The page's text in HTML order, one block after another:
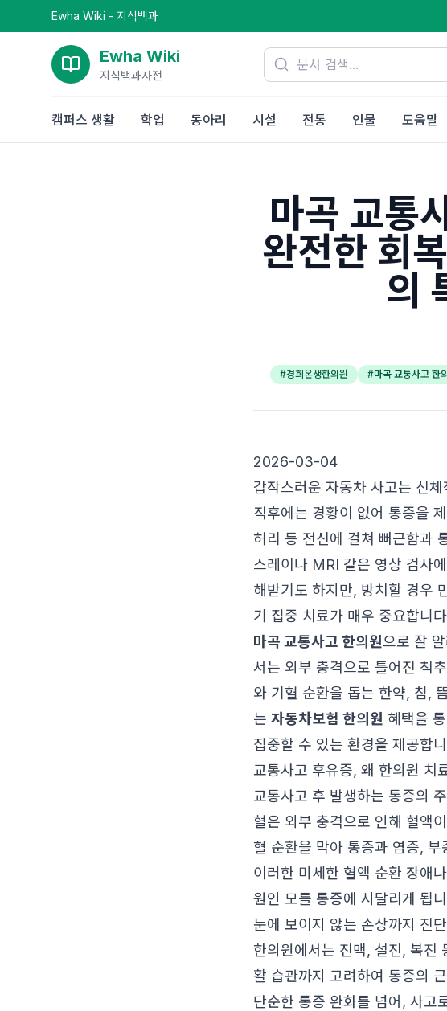
Ewha Wiki - 지식백과
Ewha Wiki
지식백과사전
캠퍼스 생활 학업 동아리 시설 전통 인물 도움말
마곡 교통
완전한 회
의
#경희온생한의원 #마곡 교통사고 한
2026-03-04
갑작스러운 자동차 사고는 신
직후에는 경황이 없어 통증을
허리 등 전신에 걸쳐 뻐근함과
스레이나 MRI 같은 영상 검사
해받기도 하지만, 방치할 경우
기 집중 치료가 매우 중요합니
마곡 교통사고 한의원으로 잘
서는 외부 충격으로 틀어진 척
와 기혈 순환을 돕는 한약, 침,
는 자동차보험 한의원 혜택을
집중할 수 있는 환경을 제공합
교통사고 후유증, 왜 한의원 치
교통사고 후 발생하는 통증의
혈은 외부 충격으로 인해 혈액
혈 순환을 막아 통증과 염증,
이러한 미세한 혈액 순환 장애
원인 모를 통증에 시달리게 됩
눈에 보이지 않는 손상까지 진
한의원에서는 진맥, 설진, 복진
활 습관까지 고려하여 통증의
단순한 통증 완화를 넘어, 사고